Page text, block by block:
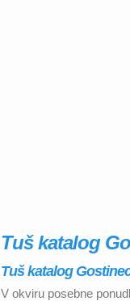
Tuš katalog
Tuš katalog
V okviru posebne